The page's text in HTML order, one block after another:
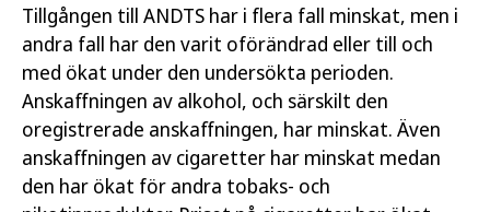
Tillgången till ANDTS har i flera fall minskat, men i
andra fall har den varit oförändrad eller till och
med ökat under den undersökta perioden.
Anskaffningen av alkohol, och särskilt den
oregistrerade anskaffningen, har minskat. Även
anskaffningen av cigaretter har minskat medan
den har ökat för andra tobaks- och
Författare: Folkhälsomyndigheten
Publicerad: 23 maj 2024
Artikelnummer:
24007